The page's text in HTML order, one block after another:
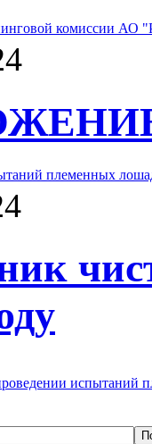
комиссии АО
племенных
испытаний